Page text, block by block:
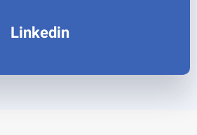
Linkedin
Go !